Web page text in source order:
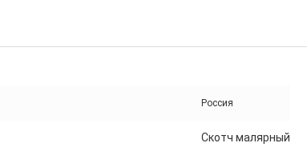
Россия
Скотч малярный